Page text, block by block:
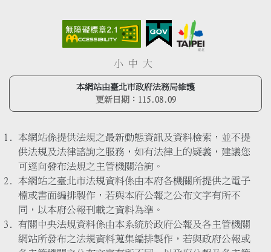
小 中 大
本網站由臺北市政府法務局維護
更新日期： 115.08.09
本網站係提供法規之最新動態資訊及資料檢索，並不提
供法規及法律諮詢之服務，如有法律上的疑義，建議您
可逕向發布法規之主管機關洽詢。
本網站之臺北市法規資料係由本府各機關所提供之電子
檔或書面編排製作，若與本府公報之公布文字有所不
同，以本府公報刊載之資料為準。
有關中央法規資料係由本系統於政府公報及各主管機關
網站所發布之法規資料蒐集編排製作，若與政府公報或